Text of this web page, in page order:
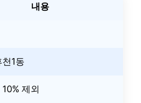
내용
1동
제외